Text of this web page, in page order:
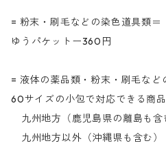
= 粉末・刷毛などの染色道具類＝
ゆうパケットー360円
= 液体の薬品類・粉末・刷毛など
60サイズの小包で対応できる商
九州地方（鹿児島県の離島も
九州地方以外（沖縄県も含む